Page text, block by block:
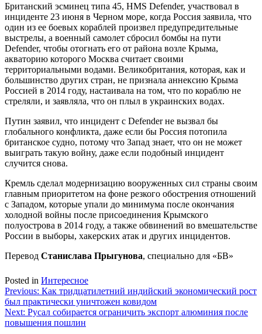
Британский эсминец типа 45, HMS Defender, участвовал в
инциденте 23 июня в Черном море, когда Россия заявила, что
один из ее боевых кораблей произвел предупредительные
выстрелы, а военный самолет сбросил бомбы на пути
Defender, чтобы отогнать его от района возле Крыма,
акваторию которого Москва считает своими
территориальными водами. Великобритания, которая, как и
большинство других стран, не признала аннексию Крыма
Россией в 2014 году, настаивала на том, что по кораблю не
стреляли, и заявляла, что он плыл в украинских водах.
Путин заявил, что инцидент с Defender не вызвал бы
глобального конфликта, даже если бы Россия потопила
британское судно, потому что Запад знает, что он не может
выиграть такую войну, даже если подобный инцидент
случится снова.
Кремль сделал модернизацию вооруженных сил страны своим
главным приоритетом на фоне резкого обострения отношений
с Западом, которые упали до минимума после окончания
холодной войны после присоединения Крымского
полуострова в 2014 году, а также обвинений во вмешательстве
России в выборы, хакерских атак и других инцидентов.
Перевод Станислава Прыгунова, специально для «БВ»
Posted in Интересное
Навигация
по
записям
Previous: Как тридцатилетний индийский экономический рост
был практически уничтожен ковидом
Next: Русал собирается ограничить экспорт алюминия после
повышения пошлин